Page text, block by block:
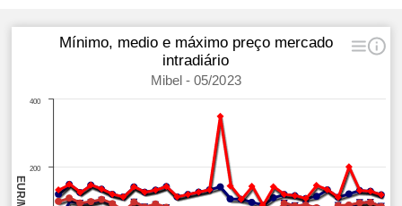
Mínimo, medio e máximo preço mercado
intradiário
Mibel - 05/2023
200
400